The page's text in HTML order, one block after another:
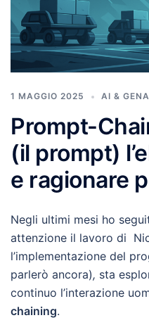
1 MAGGIO 2025 AI &
Prompt-
(il prompt)
e ragionare
Negli ultimi mesi ho
attenzione il lavoro di
l’implementazione del
parlerò ancora), sta
continuo l’interazione
chaining.